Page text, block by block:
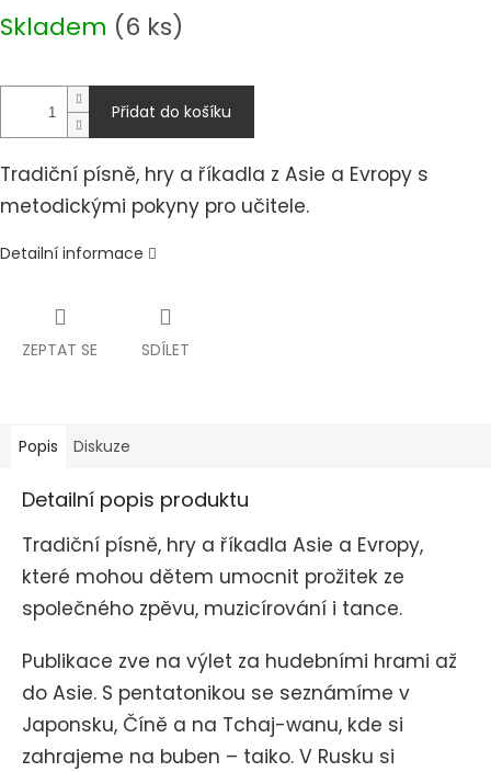
cena:
Skladem (6 ks)
Přidat do košíku
Tradiční písně, hry a říkadla z Asie a Evropy s
metodickými pokyny pro učitele.
Detailní informace
ZEPTAT SE SDÍLET
Popis Diskuze
Detailní popis produktu
Tradiční písně, hry a říkadla Asie a Evropy,
které mohou dětem umocnit prožitek ze
společného zpěvu, muzicírování i tance.
Publikace zve na výlet za hudebními hrami až
do Asie. S pentatonikou se seznámíme v
Japonsku, Číně a na Tchaj-wanu, kde si
zahrajeme na buben – taiko. V Rusku si